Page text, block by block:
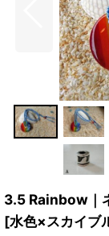
3.5 Rainbow｜
[水色×スカイブ